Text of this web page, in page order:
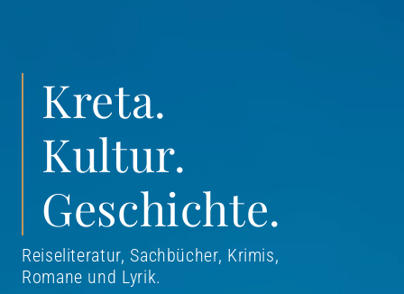
Kreta.
Kultur.
Geschichte.
Reiseliteratur, Sachbücher, Krimis,
Romane und Lyrik.